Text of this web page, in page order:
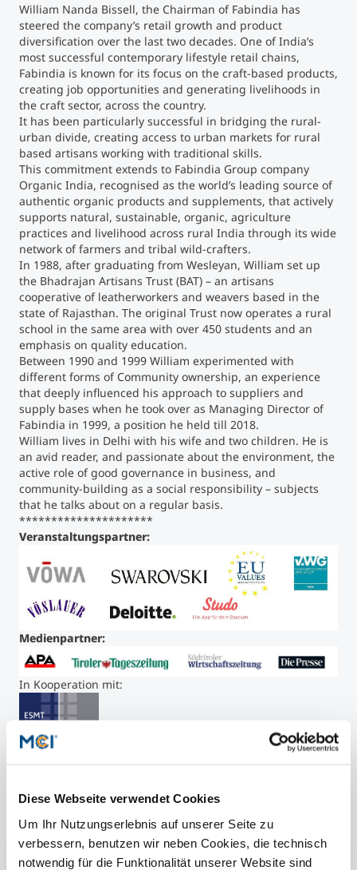
Diese Webseite verwendet Cookies
Um Ihr Nutzungserlebnis auf unserer Seite zu
verbessern, benutzen wir neben Cookies, die technisch
notwendig für die Funktionalität unserer Website sind
William Nanda Bissell, the Chairman of Fabindia has
steered the company’s retail growth and product
diversification over the last two decades. One of India’s
most successful contemporary lifestyle retail chains,
Fabindia is known for its focus on the craft-based products,
creating job opportunities and generating livelihoods in
the craft sector, across the country.
It has been particularly successful in bridging the rural-
urban divide, creating access to urban markets for rural
based artisans working with traditional skills.
This commitment extends to Fabindia Group company
Organic India, recognised as the world’s leading source of
authentic organic products and supplements, that actively
supports natural, sustainable, organic, agriculture
practices and livelihood across rural India through its wide
network of farmers and tribal wild-crafters.
In 1988, after graduating from Wesleyan, William set up
the Bhadrajan Artisans Trust (BAT) – an artisans
cooperative of leatherworkers and weavers based in the
state of Rajasthan. The original Trust now operates a rural
school in the same area with over 450 students and an
emphasis on quality education.
Between 1990 and 1999 William experimented with
different forms of Community ownership, an experience
that deeply influenced his approach to suppliers and
supply bases when he took over as Managing Director of
Fabindia in 1999, a position he held till 2018.
William lives in Delhi with his wife and two children. He is
an avid reader, and passionate about the environment, the
active role of good governance in business, and
community-building as a social responsibility – subjects
that he talks about on a regular basis.
*********************
Veranstaltungspartner:
Medienpartner:
In Kooperation mit:
Wednesday, 9th June, 2021